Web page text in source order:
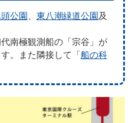
公園 東八潮緑道公園及
南極観測船の「宗谷」が
。また隣接して「船の科